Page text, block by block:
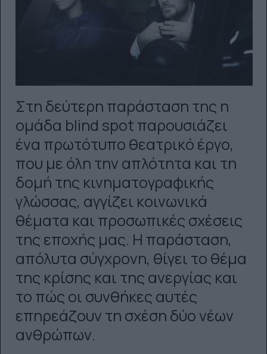
Στη δεύτερη παράσταση της η
ομάδα blind spot παρουσιάζει
ένα πρωτότυπο θεατρικό έργο,
που με όλη την απλότητα και τη
δομή της κινηματογραφικής
γλώσσας, αγγίζει κοινωνικά
θέματα και προσωπικές σχέσεις
της εποχής μας. Η παράσταση,
απόλυτα σύγχρονη, θίγει το θέμα
της κρίσης και της ανεργίας και
το πώς οι συνθήκες αυτές
επηρεάζουν τη σχέση δύο νέων
ανθρώπων.